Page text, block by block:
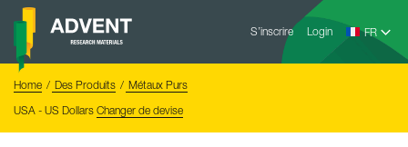
Skip
content
S’inscrire Login
Advent
Home Des Produits
Métaux Purs
USA - US Dollars Changer de devise